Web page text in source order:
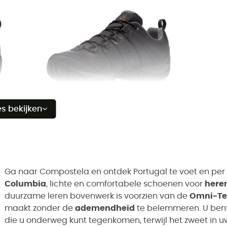
bekijken
Ga naar Compostela en ontdek Portugal te voet en
Columbia, lichte en comfortabele schoenen voor
duurzame leren bovenwerk is voorzien van de Omni-
maakt zonder de ademendheid te belemmeren. U
die u onderweg kunt tegenkomen, terwijl het zweet in